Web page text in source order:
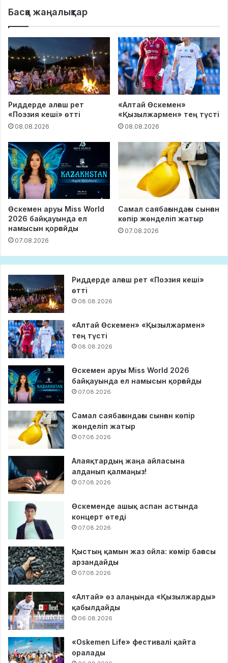
Басқа жаңалықтар
Риддерде алғаш рет
«Поэзия кеші» өтті
08.08.2026
«Алтай Өскемен»
«Қызылжармен» тең түсті
08.08.2026
Өскемен аруы Miss World
2026 байқауында ел
намысын қорғайды
07.08.2026
Самал саябағындағы сынған
көпір жөнделіп жатыр
07.08.2026
Риддерде алғаш рет «Поэзия кеші»
өтті
08.08.2026
«Алтай Өскемен» «Қызылжармен»
тең түсті
08.08.2026
Өскемен аруы Miss World 2026
байқауында ел намысын қорғайды
07.08.2026
Самал саябағындағы сынған көпір
жөнделіп жатыр
07.08.2026
Алаяқтардың жаңа айласына
алданып қалмаңыз!
07.08.2026
Өскеменде ашық аспан астында
концерт өтеді
07.08.2026
Қыстың қамын жаз ойла: көмір бағасы
арзандайды
07.08.2026
«Алтай» өз алаңында «Қызылжарды»
қабылдайды
06.08.2026
«Oskemen Life» фестивалі қайта
оралады